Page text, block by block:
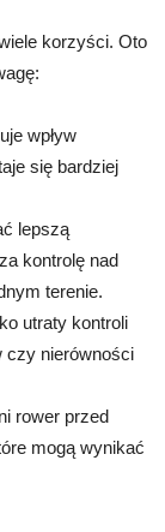
korzyści. Oto
wpływ
się bardziej
lepszą
kontrolę nad
terenie.
utraty kontroli
czy nierówności
rower przed
mogą wynikać